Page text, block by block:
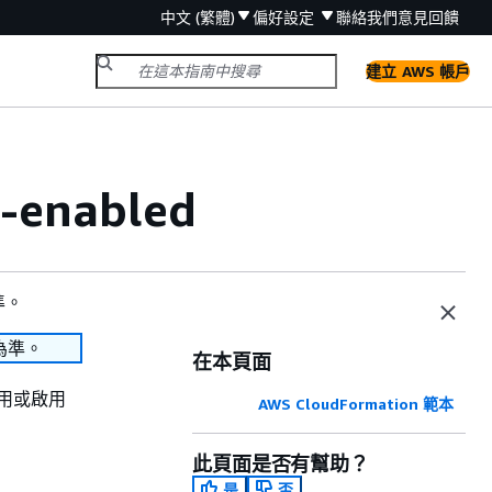
中文 (繁體) 偏好設定 聯絡我們意見回饋
建立 AWS 帳戶
。
或啟用
在本頁面
AWS CloudFormation 範本
此頁面是否有幫助？